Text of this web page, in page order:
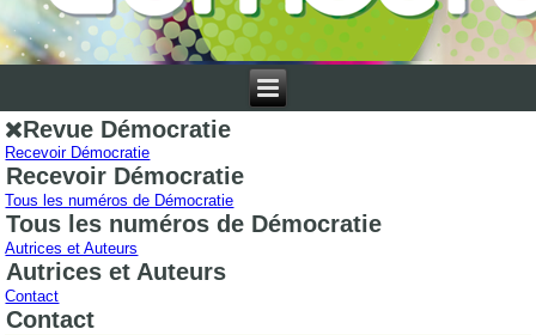
Revue Démocratie
Recevoir Démocratie
Recevoir Démocratie
Tous les numéros de Démocratie
Tous les numéros de Démocratie
Autrices et Auteurs
Autrices et Auteurs
Contact
Contact